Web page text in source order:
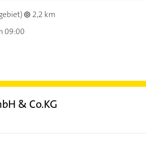
2,2 km
09:00
& Co.KG